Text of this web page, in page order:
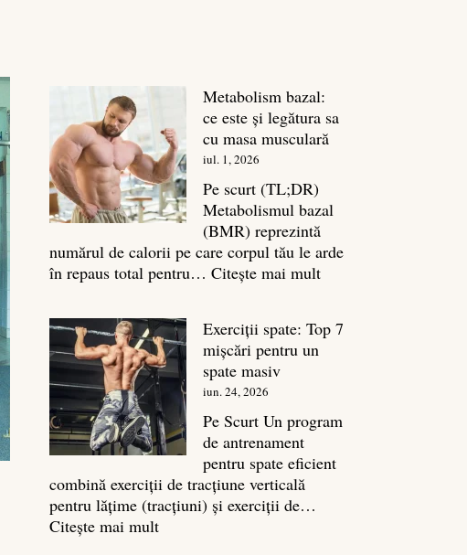
Metabolism bazal:
ce este și legătura sa
cu masa musculară
iul. 1, 2026
Pe scurt (TL;DR)
Metabolismul bazal
(BMR) reprezintă
numărul de calorii pe care corpul tău le arde
în repaus total pentru…Citește mai mult:
ce
sa
masa
Exerciții spate: Top 7
mișcări pentru un
spate masiv
iun. 24, 2026
Pe Scurt Un program
de antrenament
pentru spate eficient
combină exerciții de tracțiune verticală
pentru lățime (tracțiuni) și exerciții de…
Citește mai mult: